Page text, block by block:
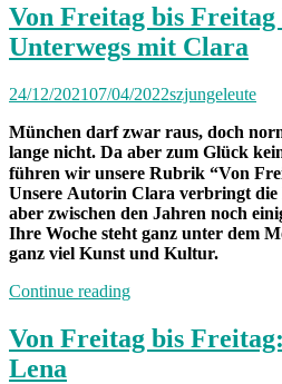
Von Freitag bis
Unterwegs mit Clara
24/12/202107/04/2022szjungeleute
München darf zwar raus, doch
lange nicht. Da aber zum Glück
führen wir unsere Rubrik “Von
Unsere Autorin Clara verbringt die
aber zwischen den Jahren noch
Ihre Woche steht ganz unter dem
ganz viel Kunst und Kultur.
Continue reading„Von
bis
Freitag
Von Freitag bis
Lena